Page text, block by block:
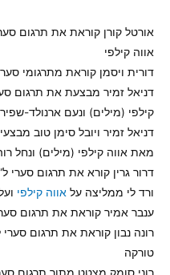
אורטל קורן קוראת את תרגום
אווה קילפי
דורית ויסמן קוראת מתרגומי
דניאל זמיר מבצעת את תרגום
קילפי (מילים) ונעם ארנולד-
דניאל זמיר ויובל סימן טוב
מאת אווה קילפי (מילים) ונחל
דרור גרין קורא את תרגום סערי
ורד לי ממליצה על אווה קילפי
ענבר אמיר קוראת את תרגום
רונה נבון קוראת את תרגום סערי
טורקה